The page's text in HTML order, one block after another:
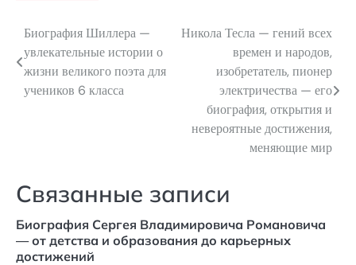
Навигация
по
записям
Биография Шиллера —
увлекательные истории о
жизни великого поэта для
учеников 6 класса
Никола Тесла — гений всех
времен и народов,
изобретатель, пионер
электричества — его
биография, открытия и
невероятные достижения,
меняющие мир
Связанные записи
Биография Сергея Владимировича Романовича
— от детства и образования до карьерных
достижений